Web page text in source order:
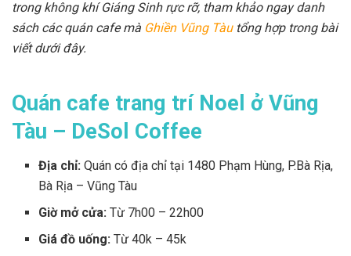
trong không khí Giáng Sinh rực rỡ, tham khảo ngay danh
sách các quán cafe mà Ghiền Vũng Tàutổng hợp trong bài
viết dưới đây.
Quán cafe trang trí Noel ở Vũng
Tàu – DeSol Coffee
Địa chỉ: Quán có địa chỉ tại 1480 Phạm Hùng, P.Bà Rịa,
Bà Rịa – Vũng Tàu
Giờ mở cửa:Từ 7h00 – 22h00
Giá đồ uống:Từ 40k – 45k